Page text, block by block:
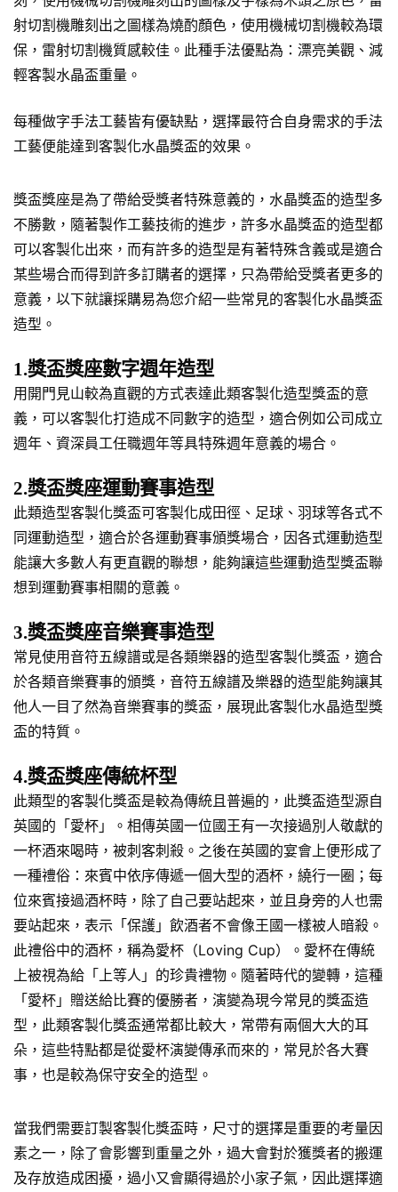
射切割機雕刻出之圖樣為燒酌顏色，使用機械切割機較為環
保，雷射切割機質感較佳。此種手法優點為：漂亮美觀、減
輕客製水晶盃重量。
每種做字手法工藝皆有優缺點，選擇最符合自身需求的手法
工藝便能達到客製化水晶獎盃的效果。
獎盃獎座是為了帶給受獎者特殊意義的，水晶獎盃的造型多
不勝數，隨著製作工藝技術的進步，許多水晶獎盃的造型都
可以客製化出來，而有許多的造型是有著特殊含義或是適合
某些場合而得到許多訂購者的選擇，只為帶給受獎者更多的
意義，以下就讓採購易為您介紹一些常見的客製化水晶獎盃
造型。
1.獎盃獎座數字週年造型
用開門見山較為直觀的方式表達此類客製化造型獎盃的意
義，可以客製化打造成不同數字的造型，適合例如公司成立
週年、資深員工任職週年等具特殊週年意義的場合。
2.獎盃獎座運動賽事造型
此類造型客製化獎盃可客製化成田徑、足球、羽球等各式不
同運動造型，適合於各運動賽事頒獎場合，因各式運動造型
能讓大多數人有更直觀的聯想，能夠讓這些運動造型獎盃聯
想到運動賽事相關的意義。
3.獎盃獎座音樂賽事造型
常見使用音符五線譜或是各類樂器的造型客製化獎盃，適合
於各類音樂賽事的頒獎，音符五線譜及樂器的造型能夠讓其
他人一目了然為音樂賽事的獎盃，展現此客製化水晶造型獎
盃的特質。
4.獎盃獎座傳統杯型
此類型的客製化獎盃是較為傳統且普遍的，此獎盃造型源自
英國的「愛杯」。相傳英國一位國王有一次接過別人敬獻的
一杯酒來喝時，被刺客刺殺。之後在英國的宴會上便形成了
一種禮俗：來賓中依序傳遞一個大型的酒杯，繞行一圈；每
位來賓接過酒杯時，除了自己要站起來，並且身旁的人也需
要站起來，表示「保護」飲酒者不會像王國一樣被人暗殺。
此禮俗中的酒杯，稱為愛杯（Loving Cup）。愛杯在傳統
上被視為給「上等人」的珍貴禮物。隨著時代的變轉，這種
「愛杯」贈送給比賽的優勝者，演變為現今常見的獎盃造
型，此類客製化獎盃通常都比較大，常帶有兩個大大的耳
朵，這些特點都是從愛杯演變傳承而來的，常見於各大賽
事，也是較為保守安全的造型。
當我們需要訂製客製化獎盃時，尺寸的選擇是重要的考量因
素之一，除了會影響到重量之外，過大會對於獲獎者的搬運
及存放造成困擾，過小又會顯得過於小家子氣，因此選擇適